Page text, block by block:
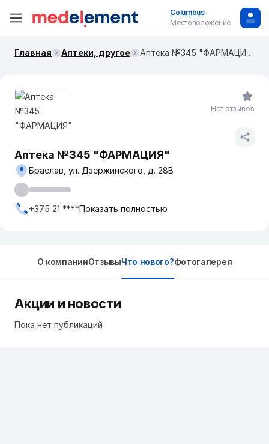
Columbus
Местоположение
Главная Аптеки, другое Аптека №345 "ФАРМАЦИЯ"
Аптека №345 "ФАРМАЦИЯ"
Браслав, ул. Дзержинского, д. 28В
+375 21 ****Показать полностью
Нет отзывов
О компанииОтзывыЧто нового?Фотогалерея
Акции и новости
Пока нет публикаций